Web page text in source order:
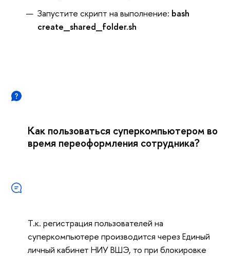
Запустите скрипт на выполнение: bash
create_shared_folder.sh
Как пользоваться суперкомпьютером во
время переоформления сотрудника?
Т.к. регистрация пользователей на
суперкомпьютере производится через Единый
личный кабинет НИУ ВШЭ, то при блокировке